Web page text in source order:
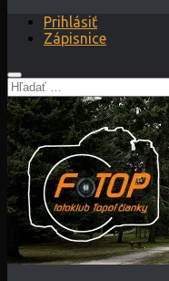
Prihlásiť
Zápisnice
Hľadať: